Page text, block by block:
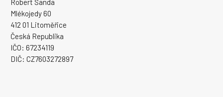
Robert Šanda
Mlékojedy 60
412 01 Litoměřice
Česká Republika
IČO: 67234119
DIČ: CZ7603272897